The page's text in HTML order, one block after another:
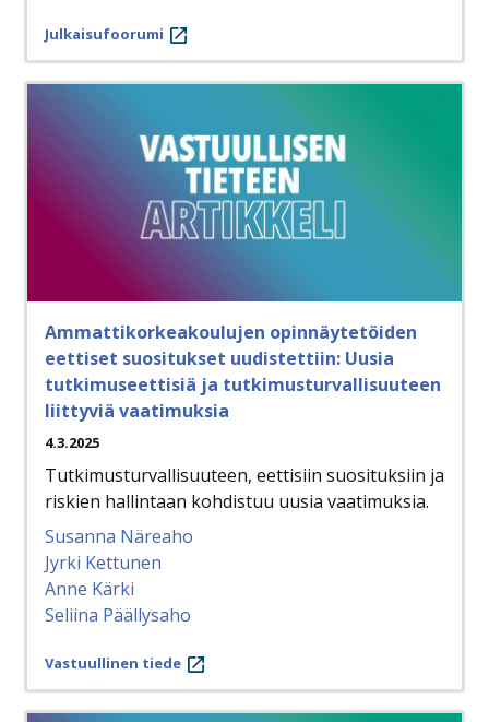
Julkaisufoorumi
Ammattikorkeakoulujen opinnäytetöiden
eettiset suositukset uudistettiin: Uusia
tutkimuseettisiä ja tutkimusturvallisuuteen
liittyviä vaatimuksia
4.3.2025
Tutkimusturvallisuuteen, eettisiin suosituksiin ja
riskien hallintaan kohdistuu uusia vaatimuksia.
Susanna Näreaho
Jyrki Kettunen
Anne Kärki
Seliina Päällysaho
Vastuullinen tiede